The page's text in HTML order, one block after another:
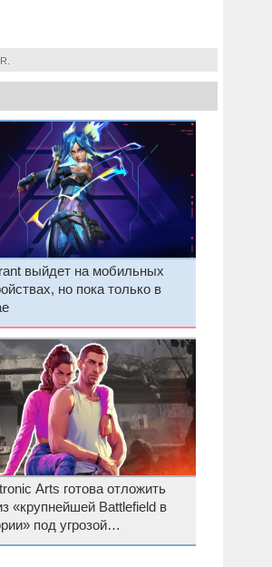
выйдет на мобильных
но пока только в
Arts готова отложить
«крупнейшей Battlefield в
под угрозой
с GTA VI